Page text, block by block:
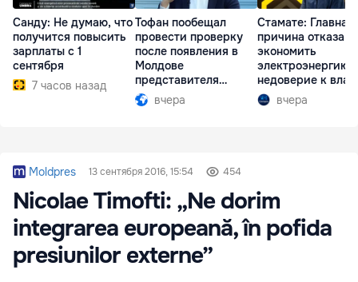
Санду: Не думаю, что
получится повысить
зарплаты с 1
сентября
7 часов назад
Тофан пообещал
провести проверку
после появления в
Молдове
представителя
Южной Осетии
вчера
Стамате: Главная
причина отказа
экономить
электроэнергию
недоверие к
вчера
Moldpres 13 сентября 2016, 15:54 454
Nicolae Timofti: „Ne dorim
integrarea europeană, în pofida
presiunilor externe”